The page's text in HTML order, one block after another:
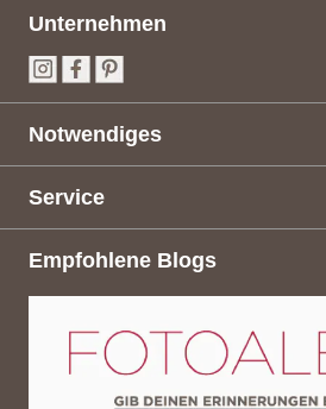
Unternehmen
Notwendiges
Service
Empfohlene Blogs